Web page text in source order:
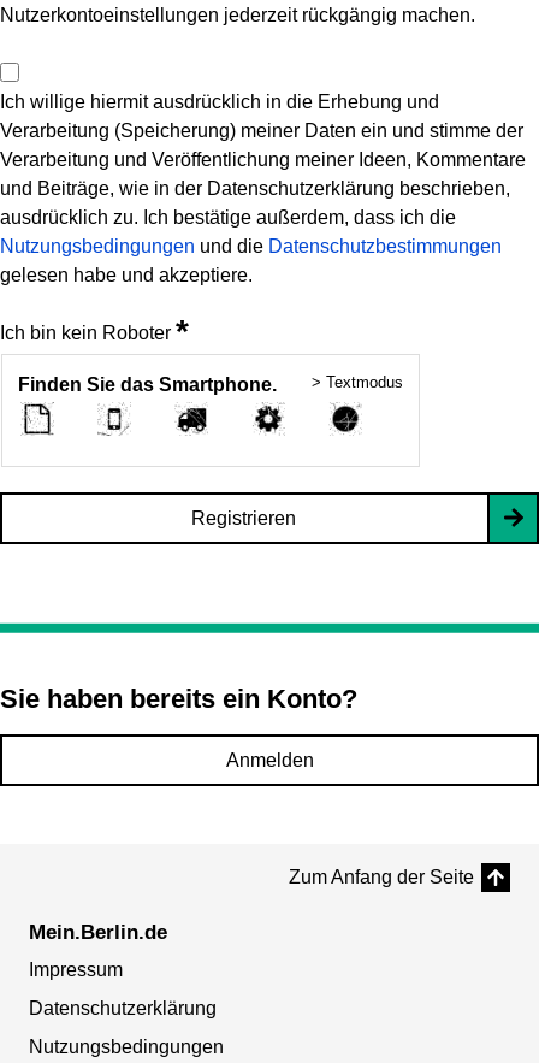
Nutzerkontoeinstellungen jederzeit rückgängig machen.
Ich willige hiermit ausdrücklich in die Erhebung und
Verarbeitung (Speicherung) meiner Daten ein und stimme der
Verarbeitung und Veröffentlichung meiner Ideen, Kommentare
und Beiträge, wie in der Datenschutzerklärung beschrieben,
ausdrücklich zu. Ich bestätige außerdem, dass ich die
Nutzungsbedingungen und die Datenschutzbestimmungen
gelesen habe und akzeptiere.
Ich bin kein Roboter *
Finden Sie das Smartphone. > Textmodus
Registrieren
Sie haben bereits ein Konto?
Anmelden
Zum Anfang der Seite
Mein.Berlin.de
Impressum
Datenschutzerklärung
Nutzungsbedingungen